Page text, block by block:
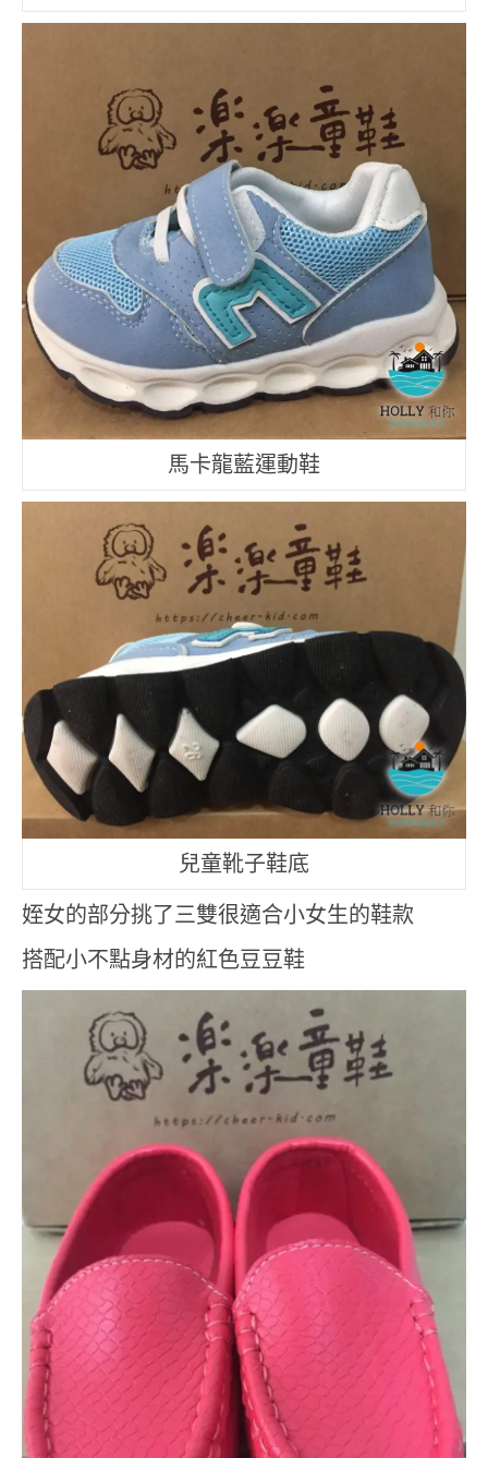
馬卡龍藍運動鞋
兒童靴子鞋底
姪女的部分挑了三雙很適合小女生的鞋款
搭配小不點身材的紅色豆豆鞋